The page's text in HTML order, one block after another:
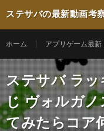
ステサバの最新動画考
ホーム アプリゲーム最新
ステサバ ラッ
じ ヴォルガ
てみたらコア